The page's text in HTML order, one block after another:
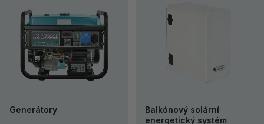
Generátory
Balkónový solární
energetický systém